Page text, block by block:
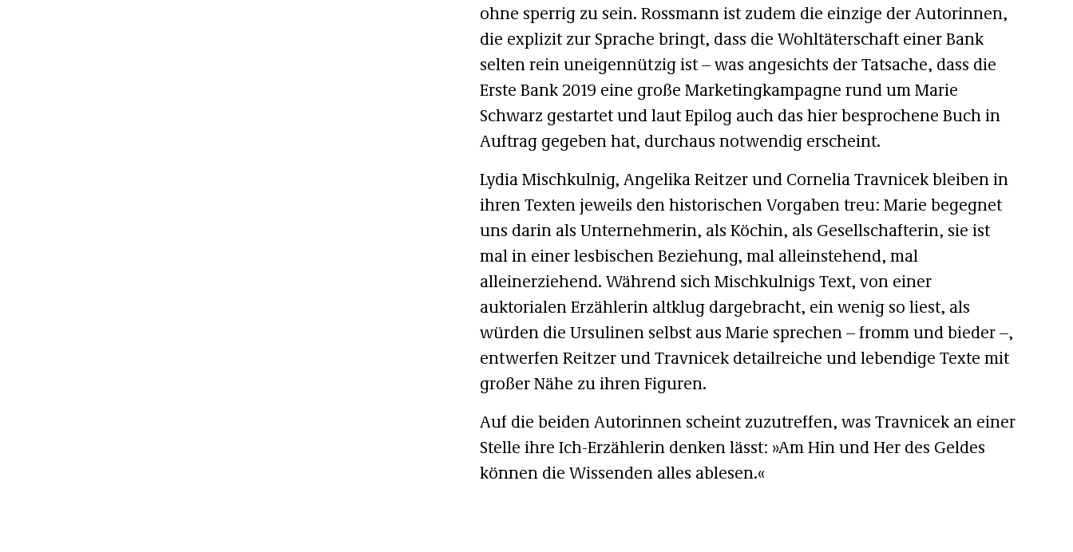
ohne sperrig zu sein. Rossmann ist zudem die einzige der Autorinnen,
die explizit zur Sprache bringt, dass die Wohltäterschaft einer Bank
selten rein uneigennützig ist – was angesichts der Tatsache, dass die
Erste Bank 2019 eine große Marketingkampagne rund um Marie
Schwarz gestartet und laut Epilog auch das hier besprochene Buch in
Auftrag gegeben hat, durchaus notwendig erscheint.
Lydia Mischkulnig, Angelika Reitzer und Cornelia Travnicek bleiben in
ihren Texten jeweils den historischen Vorgaben treu: Marie begegnet
uns darin als Unternehmerin, als Köchin, als Gesellschafterin, sie ist
mal in einer lesbischen Beziehung, mal alleinstehend, mal
alleinerziehend. Während sich Mischkulnigs Text, von einer
auktorialen Erzählerin altklug dargebracht, ein wenig so liest, als
würden die Ursulinen selbst aus Marie sprechen – fromm und bieder –,
entwerfen Reitzer und Travnicek detailreiche und lebendige Texte mit
großer Nähe zu ihren Figuren.
Auf die beiden Autorinnen scheint zuzutreffen, was Travnicek an einer
Stelle ihre Ich-Erzählerin denken lässt: »Am Hin und Her des Geldes
können die Wissenden alles ablesen.«